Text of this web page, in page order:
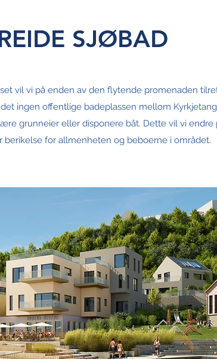
SJØBAD
vil vi på enden av den flytende promenaden
ingen offentlige badeplassen mellom
grunneier eller disponere båt. Dette vil vi endre
berikelse for allmenheten og beboerne i området.